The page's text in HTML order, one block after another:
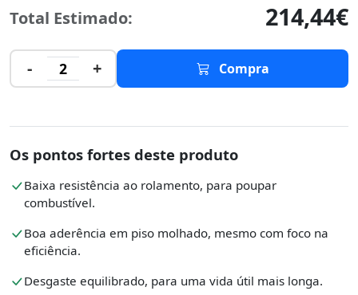
Total Estimado: 214,44€
- 2 + Compra
Os pontos fortes deste produto
Baixa resistência ao rolamento, para poupar
combustível.
Boa aderência em piso molhado, mesmo com foco na
eficiência.
Desgaste equilibrado, para uma vida útil mais longa.